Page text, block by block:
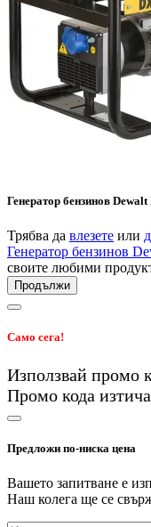
Генератор бензинов
Трябва да влезете или
Генератор бензинов
своите любими
Продължи
Само сега!
Използвай промо
Промо кода
Предложи по-ниска цена
Вашето запитване е
Наш колега ще се